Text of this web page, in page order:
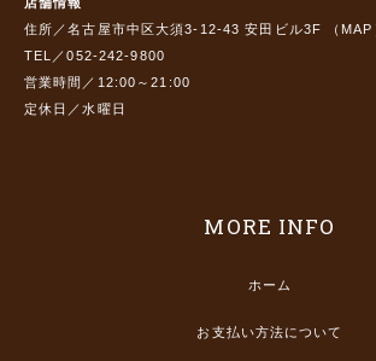
店舗情報
住所／名古屋市中区大須3-12-43 安田ビル3F （ MAP
TEL／052-242-9800
営業時間／12:00～21:00
定休日／水曜日
MORE INFO
ホーム
お支払い方法について